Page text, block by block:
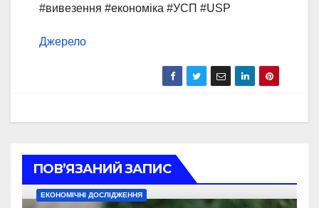
#вивезення #економіка #УСП #USP
Джерело
ПОВ’ЯЗАНИЙ ЗАПИС
ЕКОНОМІЧНІ ДОСЛІДЖЕННЯ